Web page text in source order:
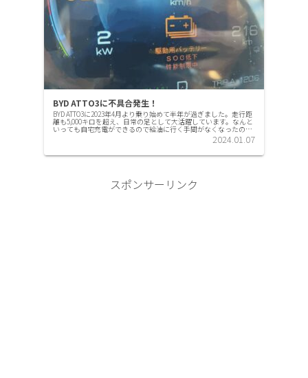
BYD ATTO3に不具合発生！
BYD ATTO3に2023年4月より乗り始めて半年が過ぎました。走行距
離も5,000キロを超え、日常の足として大活躍しています。なんと
いっても自宅充電ができるので給油に行く手間がなくなったのは
2024.01.07
スポンサーリンク